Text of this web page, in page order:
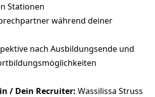
Stationen
während deiner
nach Ausbildungsende und
/ Dein Recruiter: Wassilissa Struss